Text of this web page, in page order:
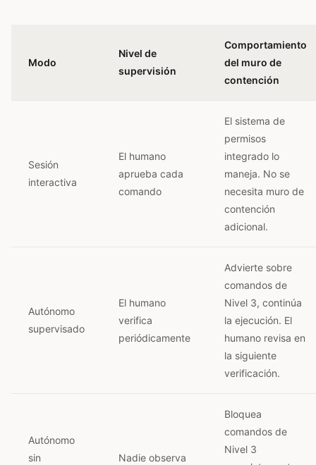
Modo
Nivel de
supervisión
Comportamiento
del muro de
contención
Sesión
interactiva
El humano
aprueba cada
comando
El sistema de
permisos
integrado lo
maneja. No se
necesita muro de
contención
adicional.
Autónomo
supervisado
El humano
verifica
periódicamente
Advierte sobre
comandos de
Nivel 3, continúa
la ejecución. El
humano revisa en
la siguiente
verificación.
Autónomo
sin
Nadie observa
Bloquea
comandos de
Nivel 3